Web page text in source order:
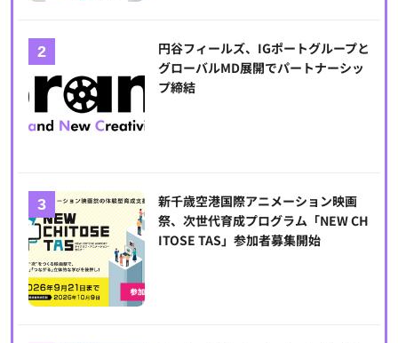
円谷フィールズ、IGポートグループと
グローバルMD展開でパートナーシッ
プ締結
新千歳空港国際アニメーション映画
祭、次世代育成プログラム「NEW CH
ITOSE TAS」参加者募集開始